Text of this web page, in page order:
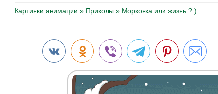
Картинки анимации » Приколы » Морковка или жизнь ? )